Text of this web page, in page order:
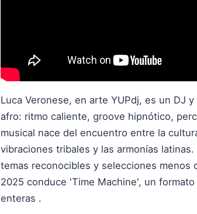
Luca Veronese, en arte YUPdj, es un DJ
afro: ritmo caliente, groove hipnótico,
musical nace del encuentro entre la
vibraciones tribales y las armonías
temas reconocibles y selecciones
2025 conduce 'Time Machine', un
enteras .